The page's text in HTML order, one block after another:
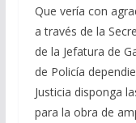
Que vería con
a través de la
de la Jefatura de
de Policía
Justicia disponga
para la obra de